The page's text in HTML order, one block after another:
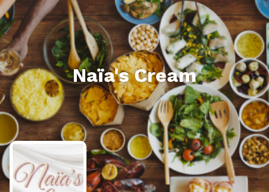
Naïa's Cream